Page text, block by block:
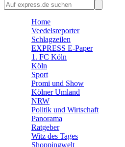
🛒 Shoppingwelt
Home
Veedelsreporter
Schlagzeilen
EXPRESS E-Paper
1. FC Köln
Köln
Sport
Promi und Show
Kölner Umland
NRW
Politik und Wirtschaft
Panorama
Ratgeber
Witz des Tages
Shoppingwelt